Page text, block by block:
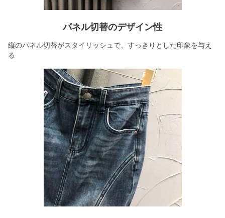
パネル切替のデザイン性
縦のパネル切替がスタイリッシュで、すっきりとした印象を与え
る